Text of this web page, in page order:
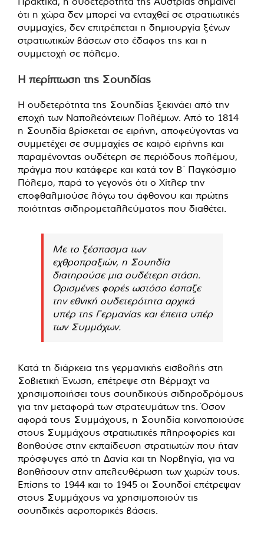
ότι η χώρα δεν μπορεί να ενταχθεί σε στρατιωτικές
συμμαχίες, δεν επιτρέπεται η δημιουργία ξένων
στρατιωτικών βάσεων στο έδαφος της και η
συμμετοχή σε πόλεμο.
Η περίπτωση της Σουηδίας
Η ουδετερότητα της Σουηδίας ξεκινάει από την
εποχή των Ναπολεόντειων Πολέμων. Από το 1814
η Σουηδία βρίσκεται σε ειρήνη, αποφεύγοντας να
συμμετέχει σε συμμαχίες σε καιρό ειρήνης και
παραμένοντας ουδέτερη σε περιόδους πολέμου,
πράγμα που κατάφερε και κατά τον Β΄ Παγκόσμιο
Πόλεμο, παρά το γεγονός ότι ο Χίτλερ την
εποφθαλμιούσε λόγω του άφθονου και πρώτης
ποιότητας σιδηρομεταλλεύματος που διαθέτει.
Με το ξέσπασμα των
εχθροπραξιών, η Σουηδία
διατηρούσε μια ουδέτερη στάση.
Ορισμένες φορές ωστόσο έσπαζε
την εθνική ουδετερότητα αρχικά
υπέρ της Γερμανίας και έπειτα υπέρ
των Συμμάχων.
Κατά τη διάρκεια της γερμανικής εισβολής στη
Σοβιετική Ένωση, επέτρεψε στη Βέρμαχτ να
χρησιμοποιήσει τους σουηδικούς σιδηροδρόμους
για την μεταφορά των στρατευμάτων της. Όσον
αφορά τους Συμμάχους, η Σουηδία κοινοποιούσε
στους Συμμάχους στρατιωτικές πληροφορίες και
βοηθούσε στην εκπαίδευση στρατιωτών που ήταν
πρόσφυγες από τη Δανία και τη Νορβηγία, για να
βοηθήσουν στην απελευθέρωση των χωρών τους.
Επίσης το 1944 και το 1945 οι Σουηδοί επέτρεψαν
στους Συμμάχους να χρησιμοποιούν τις
σουηδικές αεροπορικές βάσεις.